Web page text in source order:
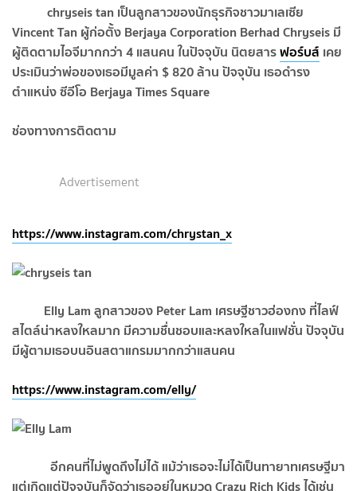
chryseis tan เป็นลูกสาวของนักธุรกิจชาวมาเลเซีย
Vincent Tan ผู้ก่อตั้ง Berjaya Corporation Berhad Chryseis มี
ผู้ติดตามไอจีมากกว่า 4 แสนคน ในปัจจุบัน นิตยสารฟอร์บส์ เคย
ประเมินว่าพ่อของเธอมีมูลค่า $ 820 ล้าน ปัจจุบัน เธอดำรง
ตำแหน่ง ซีอีโอ Berjaya Times Square
ช่องทางการติดตาม
Advertisement
https://www.instagram.com/chrystan_x
Elly Lam ลูกสาวของ Peter Lam เศรษฐีชาวฮ่องกง ที่ไลฟ์
สไตล์น่าหลงใหลมาก มีความชื่นชอบและหลงใหลในแฟชั่น ปัจจุบัน
มีผู้ตามเธอบนอินสตาแกรมมากกว่าแสนคน
https://www.instagram.com/elly/
อีกคนที่ไม่พูดถึงไม่ได้ แม้ว่าเธอจะไม่ได้เป็นทายาทเศรษฐีมา
แต่เกิดแต่ปัจจุบันก็จัดว่าเธออยู่ในหมวดCrazy Rich Kids ได้เช่น